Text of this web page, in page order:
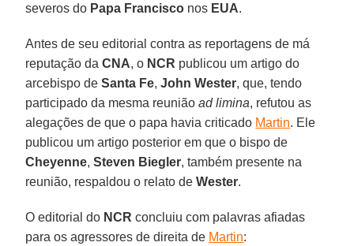
severos do Papa Francisco nos EUA.
Antes de seu editorial contra as reportagens de má
reputação daCNA, o NCR publicou um artigo do
arcebispo deSanta Fe,John Wester, que, tendo
participado da mesma reuniãoad limina, refutou as
alegações de que o papa havia criticado Martin. Ele
publicou um artigo posterior em que o bispo de
Cheyenne,Steven Biegler, também presente na
reunião, respaldou o relato deWester.
O editorial do NCR concluiu com palavras afiadas
para os agressores de direita de Martin: